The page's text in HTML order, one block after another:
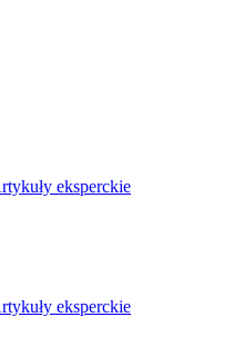
eksperckie
eksperckie